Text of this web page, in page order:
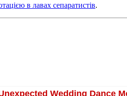
в лавах сепаратистів.